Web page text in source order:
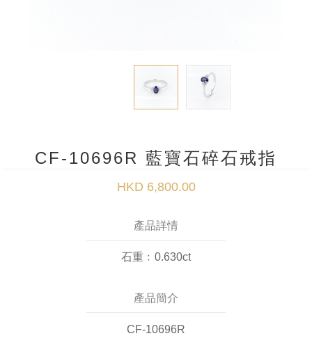
CF-10696R 藍寶石碎石戒指
HKD 6,800.00
產品詳情
石重﹕0.630ct
產品簡介
CF-10696R